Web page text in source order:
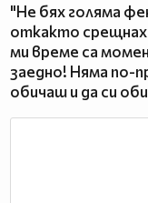
"Не бях голяма
откакто
ми време са
заедно! Няма по-
обичаш и да си